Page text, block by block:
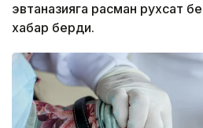
эвтаназияга расман рухсат
хабар берди.